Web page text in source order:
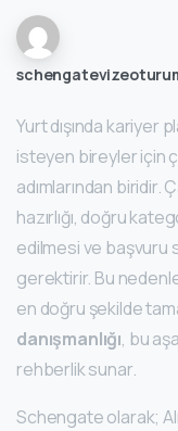
Yurt dışında kariyer
isteyen bireyler için
adımlarından biridir.
hazırlığı, doğru
edilmesi ve başvuru
gerektirir. Bu
en doğru şekilde
danışmanlığı, bu
rehberlik sunar.
Schengate olarak;